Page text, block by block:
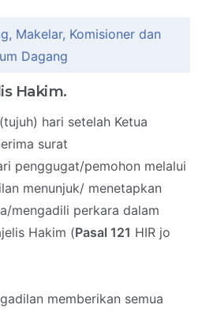
Makelar, Komisioner dan
Dagang
Hakim.
hari setelah Ketua
surat
penggugat/pemohon melalui
menunjuk/ menetapkan
mengadili perkara dalam
Hakim (Pasal 121 HIR jo
memberikan semua